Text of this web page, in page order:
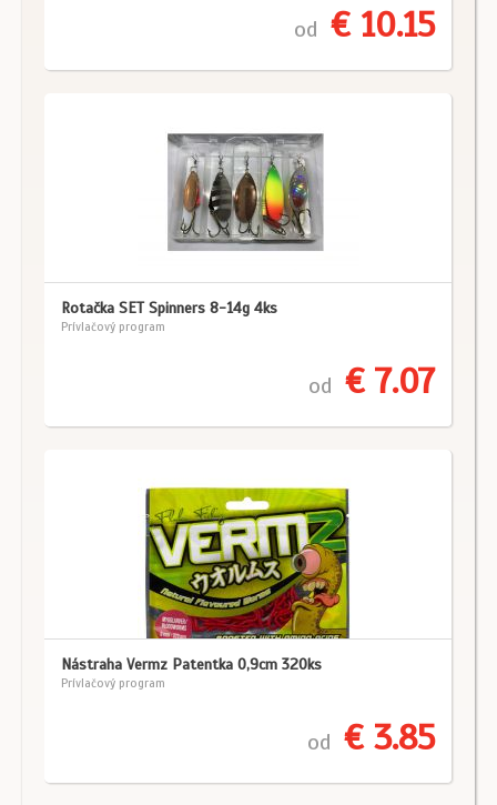
od € 10.15
Rotačka SET Spinners 8-14g 4ks
Prívlačový program
od € 7.07
Nástraha Vermz Patentka 0,9cm 320ks
Prívlačový program
od € 3.85